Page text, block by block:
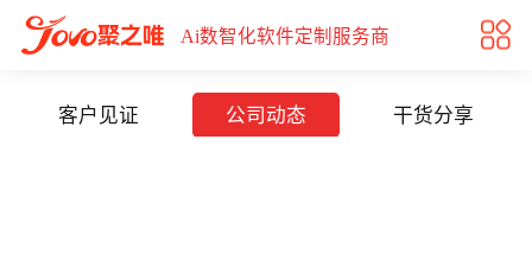
公司新闻|聚之唯动态|聚之唯新闻|聚之唯资讯
Ai数智化软件定制服务商
客户见证 公司动态 干货分享